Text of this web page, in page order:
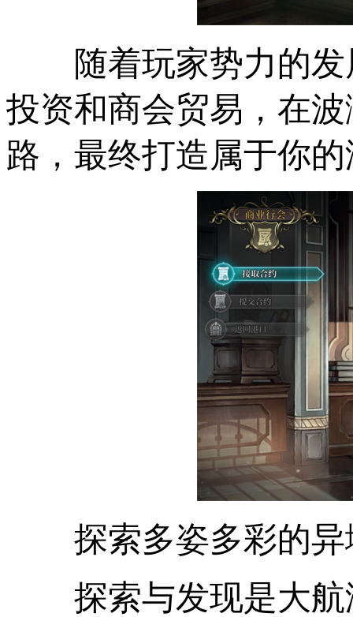
随着玩家势力的
投资和商会贸易，在
路，最终打造属于你
探索多姿多彩的
探索与发现是大